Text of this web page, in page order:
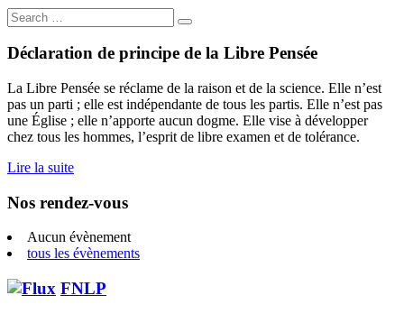
Search
for:
Déclaration de principe de la Libre Pensée
La Libre Pensée se réclame de la raison et de la science. Elle n’est
pas un parti ; elle est indépendante de tous les partis. Elle n’est pas
une Église ; elle n’apporte aucun dogme. Elle vise à développer
chez tous les hommes, l’esprit de libre examen et de tolérance.
Lire la suite
Nos rendez-vous
Aucun évènement
tous les évènements
FNLP